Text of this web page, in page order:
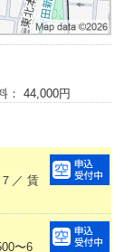
： 44,000円
／ 賃
〜6